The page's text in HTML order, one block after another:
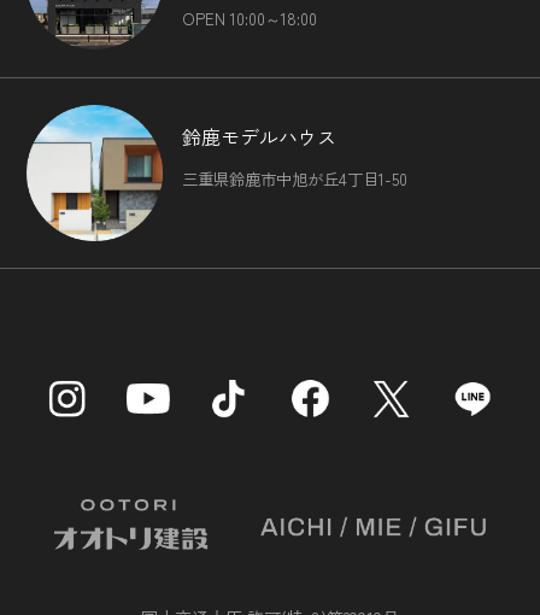
OPEN 10:00～18:00
鈴鹿モデルハウス
三重県鈴鹿市中旭が丘4丁目1-50